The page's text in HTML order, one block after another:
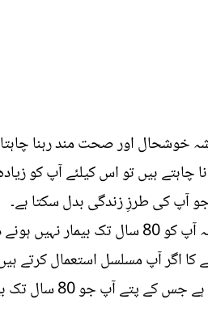
اور صحت مند رہنا چاہتا
چاہتے ہیں تو اس کیلئے آپ کو
آپ کی طرزِ زندگی بدل سکتا ہے۔
بس یہ ایک پتہ آپ کو 80 سال
کرتے ہیں تو 80 سال تک آپ کو کوئی بھی بیماری نہیں لگے گی وہ پودا کونسا ہے آئیے
جو 80 سال تک بیماریوں سے بچا سکتے ہیں؟